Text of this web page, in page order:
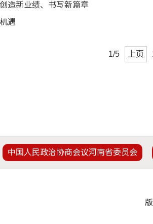
造新业绩、书写新篇章
遇
1/5 上页
中国人民政治协商会议河南省委员会